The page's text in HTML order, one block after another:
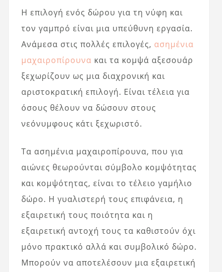
Η επιλογή ενός δώρου για τη νύφη και
τον γαμπρό είναι μια υπεύθυνη εργασία.
Ανάμεσα στις πολλές επιλογές, ασημένια
μαχαιροπίρουνα και τα κομψά αξεσουάρ
ξεχωρίζουν ως μια διαχρονική και
αριστοκρατική επιλογή. Είναι τέλεια για
όσους θέλουν να δώσουν στους
νεόνυμφους κάτι ξεχωριστό.
Τα ασημένια μαχαιροπίρουνα, που για
αιώνες θεωρούνται σύμβολο κομψότητας
και κομψότητας, είναι το τέλειο γαμήλιο
δώρο. Η γυαλιστερή τους επιφάνεια, η
εξαιρετική τους ποιότητα και η
εξαιρετική αντοχή τους τα καθιστούν όχι
μόνο πρακτικό αλλά και συμβολικό δώρο.
Μπορούν να αποτελέσουν μια εξαιρετική